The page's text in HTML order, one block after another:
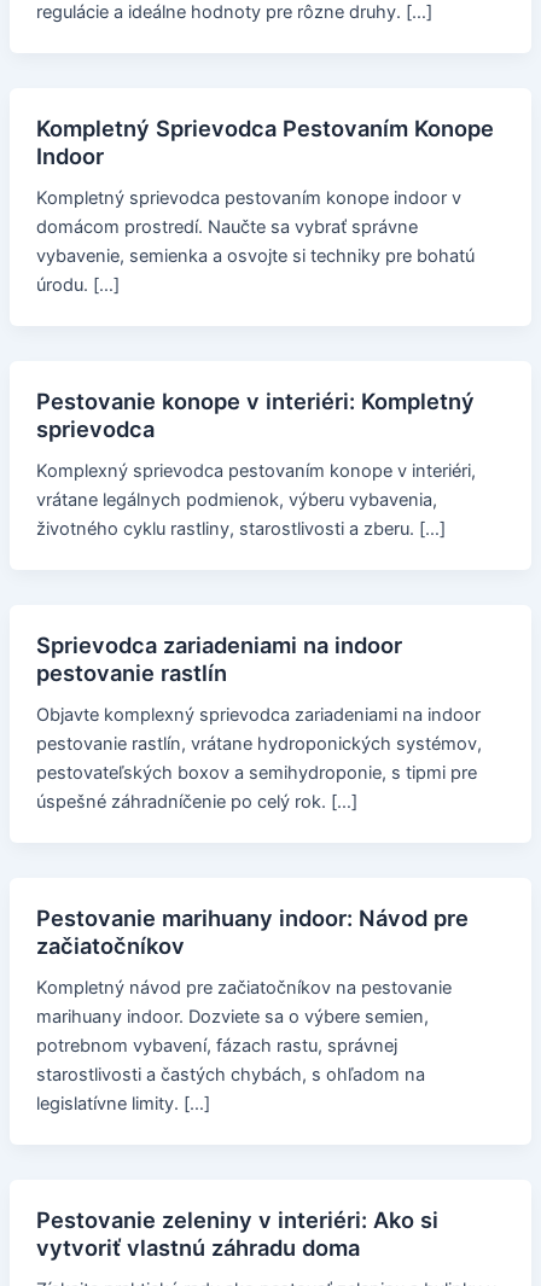
regulácie a ideálne hodnoty pre rôzne druhy. […]
Kompletný Sprievodca Pestovaním Konope
Indoor
Kompletný sprievodca pestovaním konope indoor v
domácom prostredí. Naučte sa vybrať správne
vybavenie, semienka a osvojte si techniky pre bohatú
úrodu. […]
Pestovanie konope v interiéri: Kompletný
sprievodca
Komplexný sprievodca pestovaním konope v interiéri,
vrátane legálnych podmienok, výberu vybavenia,
životného cyklu rastliny, starostlivosti a zberu. […]
Sprievodca zariadeniami na indoor
pestovanie rastlín
Objavte komplexný sprievodca zariadeniami na indoor
pestovanie rastlín, vrátane hydroponických systémov,
pestovateľských boxov a semihydroponie, s tipmi pre
úspešné záhradníčenie po celý rok. […]
Pestovanie marihuany indoor: Návod pre
začiatočníkov
Kompletný návod pre začiatočníkov na pestovanie
marihuany indoor. Dozviete sa o výbere semien,
potrebnom vybavení, fázach rastu, správnej
starostlivosti a častých chybách, s ohľadom na
legislatívne limity. […]
Pestovanie zeleniny v interiéri: Ako si
vytvoriť vlastnú záhradu doma